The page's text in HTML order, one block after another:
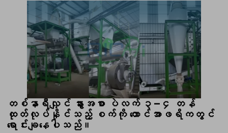
တစ်နာရီလျှင် နွားအစာ ပဲလက် ၃–၄ တန်
ထုတ်လုပ်နိုင်သည့် စက်ကို တောင်အာဖရိကတွင်
ရောင်းချနေပါသည်။